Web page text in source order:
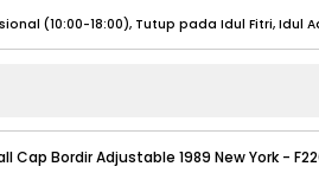
(08:00 - 20:00), Tutup pada Idul Fitri
Nasional (08:00 - 17:00)Selengkapnya
Cap Bordir Adjustable 1989 New York -